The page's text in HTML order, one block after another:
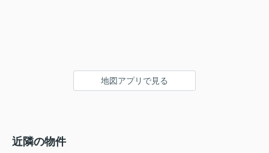
地図アプリで見る
近隣の物件